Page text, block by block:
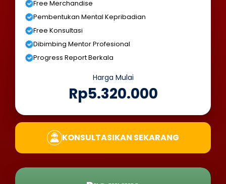
Free Merchandise
Pembentukan Mental Kepribadian
Free Konsultasi
Dibimbing Mentor Profesional
Progress Report Berkala
Harga Mulai
Rp5.320.000
KONSULTASIKAN SEKARANG